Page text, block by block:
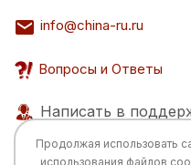
info@china-ru.ru
Вопросы и Ответы
Написать в
Продолжая использовать
использования файлов